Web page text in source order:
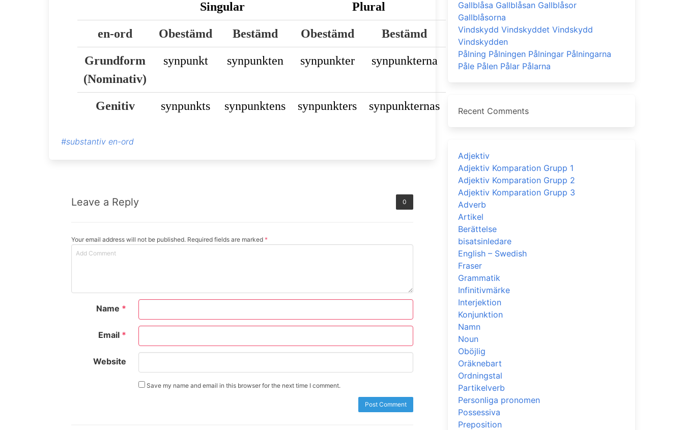
Singular Plural
en-ord Obestämd Bestämd Obestämd Bestämd
Grundform
(Nominativ)
synpunkt synpunkten synpunkter synpunkterna
Genitiv synpunkts synpunktens synpunkters synpunkternas
#substantiv en-ord
Leave a Reply 0
Your email address will not be published. Required fields are marked *
Name *
Email *
Website
Save my name and email in this browser for the next time I comment.
Gallblåsa Gallblåsan Gallblåsor
Gallblåsorna
Vindskydd Vindskyddet Vindskydd
Vindskydden
Pålning Pålningen Pålningar Pålningarna
Påle Pålen Pålar Pålarna
Recent Comments
Adjektiv
Adjektiv Komparation Grupp 1
Adjektiv Komparation Grupp 2
Adjektiv Komparation Grupp 3
Adverb
Artikel
Berättelse
bisatsinledare
English – Swedish
Fraser
Grammatik
Infinitivmärke
Interjektion
Konjunktion
Namn
Noun
Oböjlig
Oräknebart
Ordningstal
Partikelverb
Personliga pronomen
Possessiva
Preposition